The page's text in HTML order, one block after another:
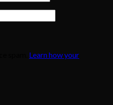
Learn how your